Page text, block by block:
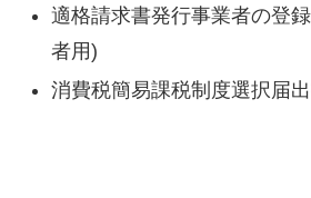
適格請求書発行事業者の登
者用)
消費税簡易課税制度選択届